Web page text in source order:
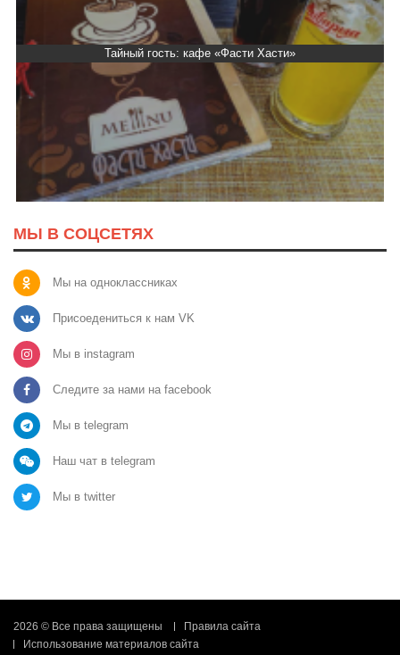
Тайный гость: кафе «Фасти Хасти»
МЫ В СОЦСЕТЯХ
Мы на одноклассниках
Присоедениться к нам VK
Мы в instagram
Следите за нами на facebook
Мы в telegram
Наш чат в telegram
Мы в twitter
2026 © Все права защищены
Правила сайта
Использование материалов сайта